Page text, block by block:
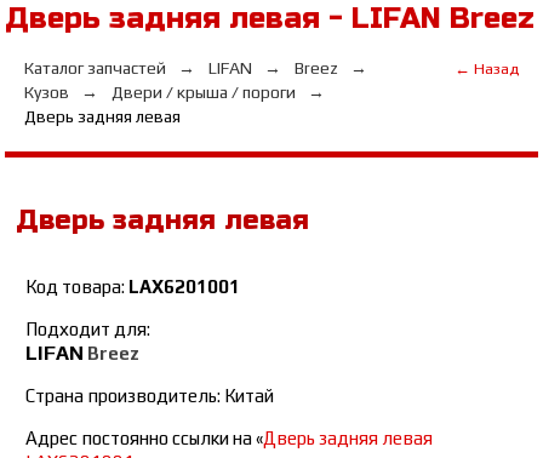
Дверь задняя левая - LIFAN Breez
Каталог запчастей LIFAN
Breez
Кузов
Двери / крыша / пороги
Дверь задняя левая
← Назад
Дверь задняя левая
Код товара: LAX6201001
Подходит для:
LIFAN Breez
Страна производитель: Китай
Адрес постоянно ссылки на «Дверь задняя левая